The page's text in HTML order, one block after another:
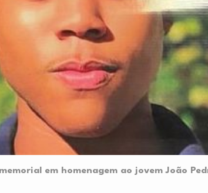
em homenagem ao jovem João